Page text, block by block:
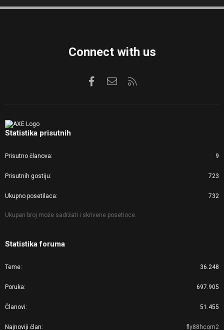
S
Connect with us
FacebookKontaktirajte nas
Statistika prisutnih
Prisutno članova 9
Prisutnih gostiju 723
Ukupno posetilaca 732
Ukupan broj može sadržati i skrivene posetioce.
Statistika foruma
Teme 36.248
Poruka 697.905
Članovi 51.455
Najnoviji član fly88hcom2